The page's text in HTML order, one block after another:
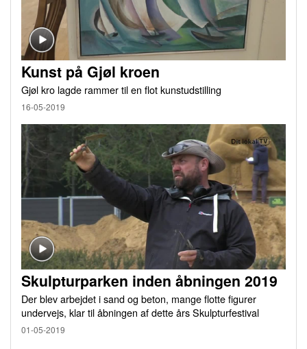
Kunst på Gjøl kroen
Gjøl kro lagde rammer til en flot kunstudstilling
16-05-2019
Skulpturparken inden åbningen 2019
Der blev arbejdet i sand og beton, mange flotte figurer
undervejs, klar til åbningen af dette års Skulpturfestival
01-05-2019